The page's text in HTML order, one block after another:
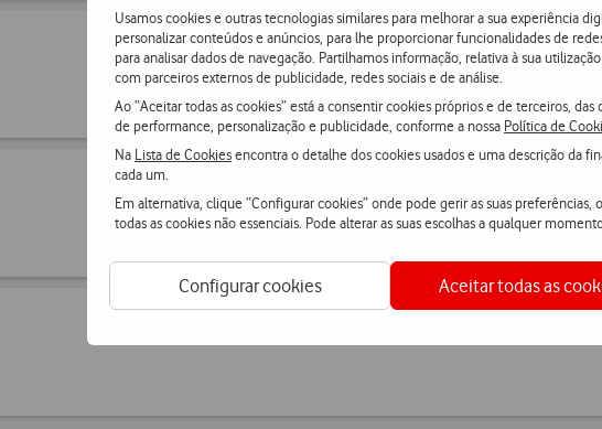
Usamos cookies e outras tecnologias similares para melhorar a sua experiência
personalizar conteúdos e anúncios, para lhe proporcionar funcionalidades de
para analisar dados de navegação. Partilhamos informação, relativa à sua
com parceiros externos de publicidade, redes sociais e de análise.
Ao “Aceitar todas as cookies” está a consentir cookies próprios e de terceiros, das
de performance, personalização e publicidade, conforme a nossa Política de
Na Lista de Cookiesencontra o detalhe dos cookies usados e uma descrição da
cada um.
Em alternativa, clique “Configurar cookies” onde pode gerir as suas preferências,
todas as cookies não essenciais. Pode alterar as suas escolhas a qualquer
Configurar cookies Aceitar todas as